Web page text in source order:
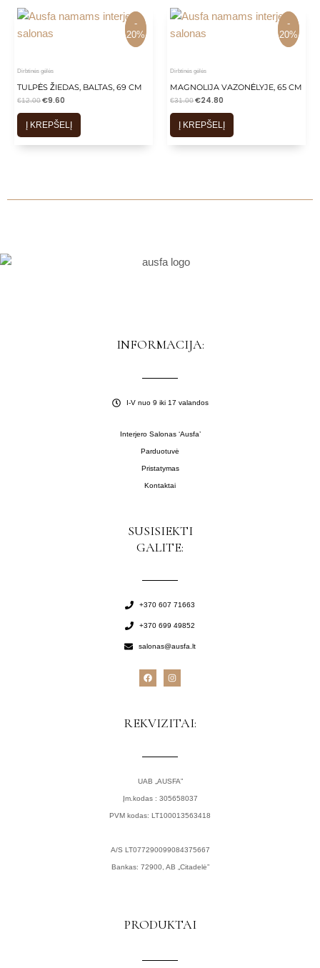
-
20%
-
20%
Dirbtinės gėlės
TULPĖS ŽIEDAS, BALTAS, 69 CM
€12.00€9.60
Į KREPŠELĮ
-
20%
-
20%
Dirbtinės gėlės
MAGNOLIJA VAZONĖLYJE, 65 CM
€31.00€24.80
Į KREPŠELĮ
INFORMACIJA:
I-V nuo 9 iki 17 valandos
Interjero Salonas ‘Ausfa’
Parduotuvė
Pristatymas
Kontaktai
SUSISIEKTI
GALITE:
+370 607 71663
+370 699 49852
salonas@ausfa.lt
F
a
o
I
n
r
REKVIZITAI:
UAB „AUSFA”
Įm.kodas : 305658037
PVM kodas: LT100013563418
A/S LT077290099084375667
Bankas: 72900, AB „Citadelė”
PRODUKTAI